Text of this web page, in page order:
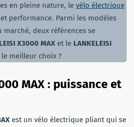
en pleine nature, le vélo électrique
performance. Parmi les modèles
deux références se
X3000 MAX et le LANKELEISI
meilleur choix ?
MAX : puissance et
est un vélo électrique pliant qui se